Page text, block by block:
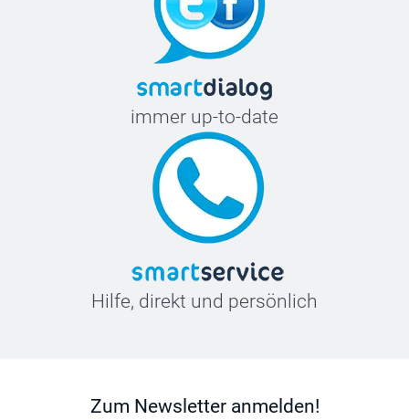
immer up-to-date
Hilfe, direkt und persönlich
Zum Newsletter anmelden!